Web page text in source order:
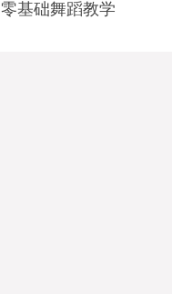
零基础舞蹈教学